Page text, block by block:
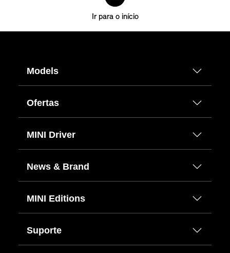
Ir para o início
Models
Ofertas
MINI Driver
News & Brand
MINI Editions
Suporte